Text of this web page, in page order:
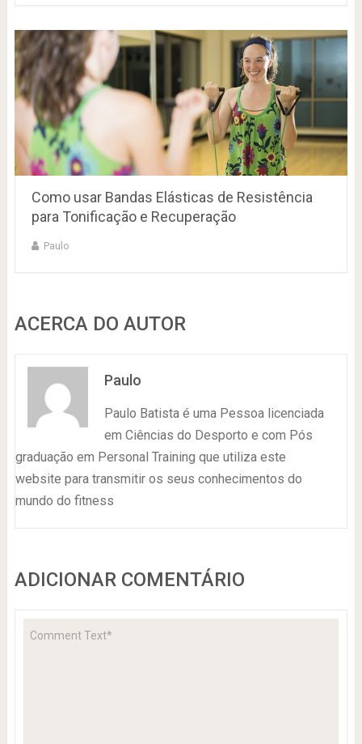
Como usar Bandas Elásticas de Resistência
para Tonificação e Recuperação
Paulo
ACERCA DO AUTOR
Paulo
Paulo Batista é uma Pessoa licenciada
em Ciências do Desporto e com Pós
graduação em Personal Training que utiliza este
website para transmitir os seus conhecimentos do
mundo do fitness
ADICIONAR COMENTÁRIO